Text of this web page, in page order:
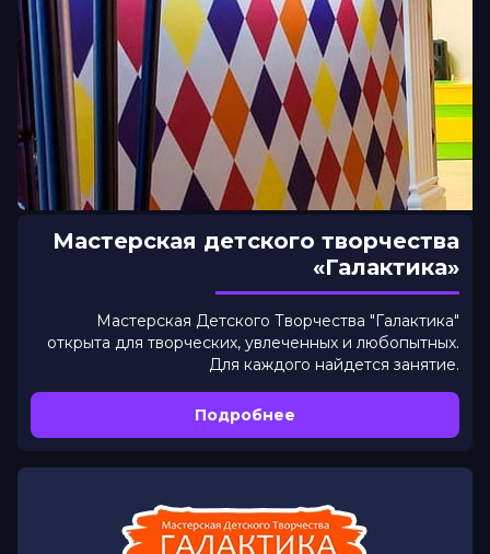
Мастерская детского творчества
«Галактика»
Мастерская Детского Творчества "Галактика"
открыта для творческих, увлеченных и любопытных.
Для каждого найдется занятие.
Подробнее